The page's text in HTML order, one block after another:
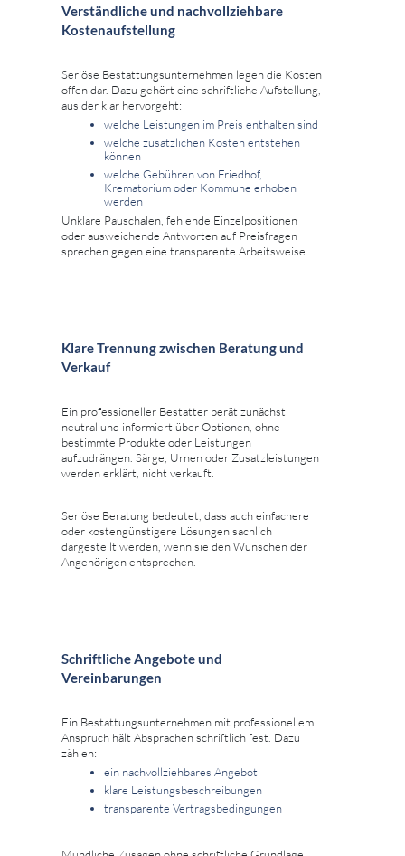
Verständliche und nachvollziehbare
Kostenaufstellung
Seriöse Bestattungsunternehmen legen die Kosten
offen dar. Dazu gehört eine schriftliche Aufstellung,
aus der klar hervorgeht:
welche Leistungen im Preis enthalten sind
welche zusätzlichen Kosten entstehen
können
welche Gebühren von Friedhof,
Krematorium oder Kommune erhoben
werden
Unklare Pauschalen, fehlende Einzelpositionen
oder ausweichende Antworten auf Preisfragen
sprechen gegen eine transparente Arbeitsweise.
Klare Trennung zwischen Beratung und
Verkauf
Ein professioneller Bestatter berät zunächst
neutral und informiert über Optionen, ohne
bestimmte Produkte oder Leistungen
aufzudrängen. Särge, Urnen oder Zusatzleistungen
werden erklärt, nicht verkauft.
Seriöse Beratung bedeutet, dass auch einfachere
oder kostengünstigere Lösungen sachlich
dargestellt werden, wenn sie den Wünschen der
Angehörigen entsprechen.
Schriftliche Angebote und
Vereinbarungen
Ein Bestattungsunternehmen mit professionellem
Anspruch hält Absprachen schriftlich fest. Dazu
zählen:
ein nachvollziehbares Angebot
klare Leistungsbeschreibungen
transparente Vertragsbedingungen